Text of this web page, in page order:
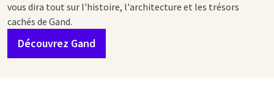
vous dira tout sur l'histoire, l'architecture et les trésors
cachés de Gand.
Découvrez Gand